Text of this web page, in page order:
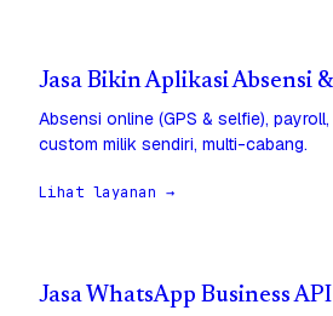
Jasa Bikin Aplikasi Absensi
Absensi online (GPS & selfie),
custom milik sendiri, multi-cabang.
Lihat layanan →
Jasa WhatsApp Business